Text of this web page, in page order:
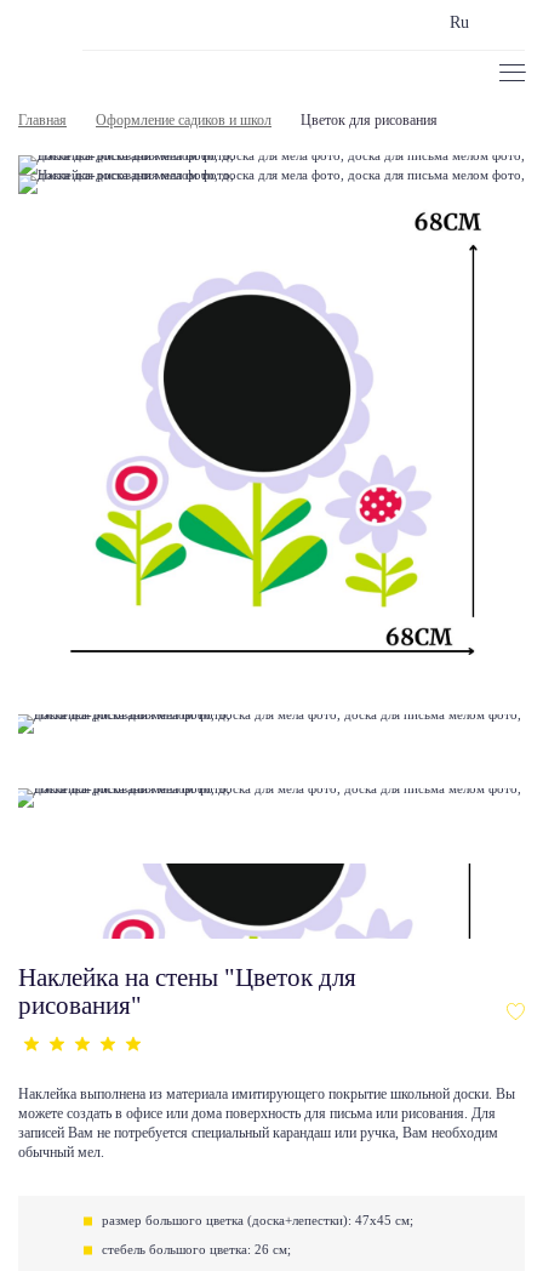
Ru
Главная Оформление садиков и школ Цветок для рисования
Наклейка на стены "Цветок для
рисования"
Наклейка выполнена из материала имитирующего покрытие школьной доски. Вы
можете создать в офисе или дома поверхность для письма или рисования. Для
записей Вам не потребуется специальный карандаш или ручка, Вам необходим
обычный мел.
размер большого цветка (доска+лепестки): 47х45 см;
стебель большого цветка: 26 см;